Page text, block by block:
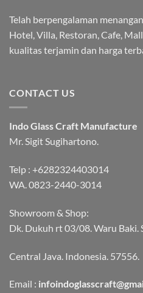
Telah berpengalaman
Hotel, Villa, Restoran, Cafe,
kualitas terjamin dan harga
CONTACT US
Indo Glass Craft Manufacture
Mr. Sigit Sugihartono.
Telp : +6282324403014
WA.0823-2440-3014
Showroom & Shop:
Dk. Dukuh rt 03/08. Waru Baki.
Central Java. Indonesia. 57556.
Email :